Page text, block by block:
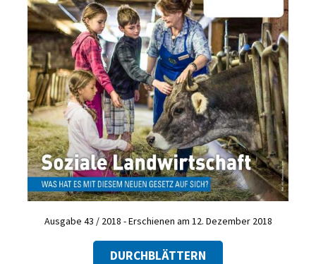
Ausgabe 43 / 2018 - Erschienen am 12. Dezember 2018
DURCHBLÄTTERN